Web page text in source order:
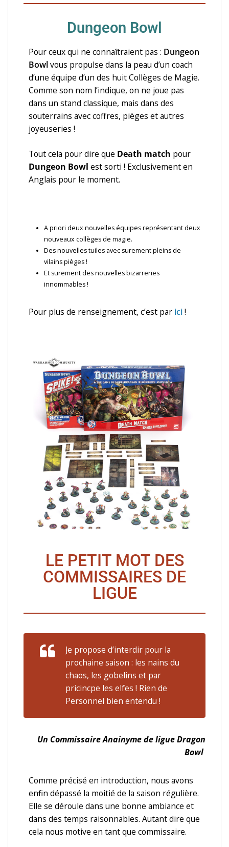
Dungeon Bowl
Pour ceux qui ne connaîtraient pas : Dungeon
Bowlvous propulse dans la peau d’un coach
d’une équipe d’un des huit Collèges de Magie.
Comme son nom l’indique, on ne joue pas
dans un stand classique, mais dans des
souterrains avec coffres, pièges et autres
joyeuseries !
Tout cela pour dire que Death match pour
Dungeon Bowl est sorti ! Exclusivement en
Anglais pour le moment.
A priori deux nouvelles équipes représentant deux
nouveaux collèges de magie.
Des nouvelles tuiles avec surement pleins de
vilains pièges !
Et surement des nouvelles bizarreries
innommables !
Pour plus de renseignement, c’est par ici!
LE PETIT MOT DES
COMMISSAIRES DE
LIGUE
Je propose d’interdir pour la
prochaine saison : les nains du
chaos, les gobelins et par
pricincpe les elfes ! Rien de
Personnel bien entendu !
Un CommissaireAnainymede ligue Dragon
Bowl
Comme précisé en introduction, nous avons
enfin dépassé la moitié de la saison régulière.
Elle se déroule dans une bonne ambiance et
dans des temps raisonnables. Autant dire que
cela nous motive en tant que commissaire.